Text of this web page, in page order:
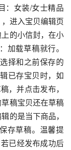
：女装/女士精品
进入宝贝编辑页
的小信封，在小
加载草稿就行。
择和之前保存的
已存宝贝时，如
，并点击发布，
稿宝贝还在草稿
的是当下商品，
存草稿。温馨提
已经发布成功后